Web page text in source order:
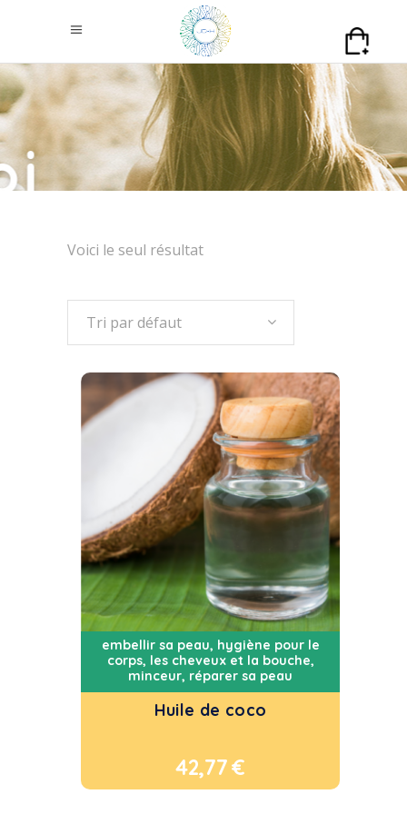
Voici le seul résultat
Tri par défaut
embellir sa peau, hygiène pour le
corps, les cheveux et la bouche,
minceur, réparer sa peau
Huile de coco
42,77€